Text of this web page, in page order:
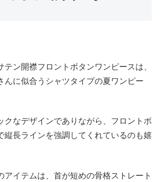
テン開襟フロントボタンワンピースは、
んに似合うシャツタイプの夏ワンピー
クなデザインでありながら、フロントボ
縦長ラインを強調してくれているのも嬉
アイテムは、首が短めの骨格ストレート